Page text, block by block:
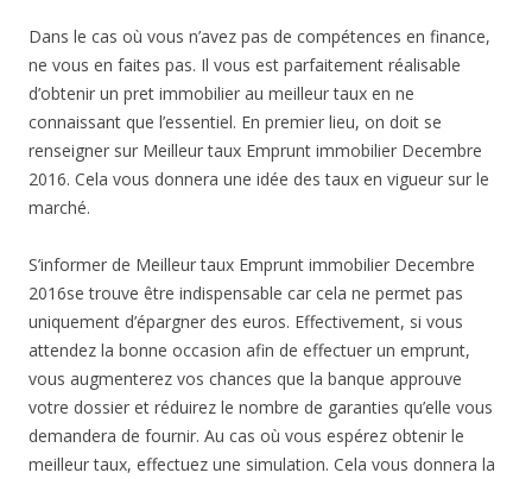
Dans le cas où vous n’avez pas de compétences en finance,
ne vous en faites pas. Il vous est parfaitement réalisable
d’obtenir un pret immobilier au meilleur taux en ne
connaissant que l’essentiel. En premier lieu, on doit se
renseigner sur Meilleur taux Emprunt immobilier Decembre
2016. Cela vous donnera une idée des taux en vigueur sur le
marché.
S’informer de Meilleur taux Emprunt immobilier Decembre
2016se trouve être indispensable car cela ne permet pas
uniquement d’épargner des euros. Effectivement, si vous
attendez la bonne occasion afin de effectuer un emprunt,
vous augmenterez vos chances que la banque approuve
votre dossier et réduirez le nombre de garanties qu’elle vous
demandera de fournir. Au cas où vous espérez obtenir le
meilleur taux, effectuez une simulation. Cela vous donnera la